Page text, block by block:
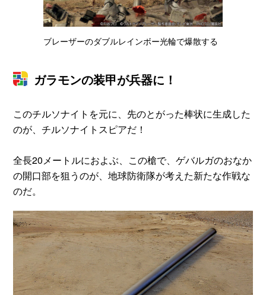
ブレーザーのダブルレインボー光輪で爆散する
ガラモンの装甲が兵器に！
このチルソナイトを元に、先のとがった棒状に生成した
のが、チルソナイトスピアだ！
全長20メートルにおよぶ、この槍で、ゲバルガのおなか
の開口部を狙うのが、地球防衛隊が考えた新たな作戦な
のだ。